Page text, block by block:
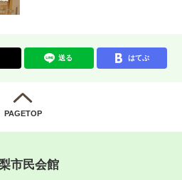
送る はてぶ
PAGETOP
市民会館